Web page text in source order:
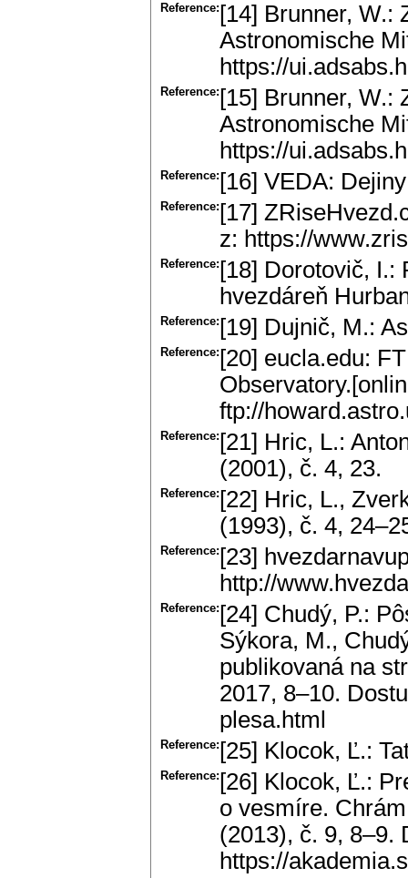
Reference: [14] Brunner, W.:
Astronomische
https://
Reference: [15] Brunner, W.:
Astronomische
https://
Reference: [16] VEDA:
Reference: [17]
z: https://
Reference: [18] Dorotovič, I.:
hvezdáreň
Reference: [19] Dujnič, M.:
Reference: [20] eucla.edu:
ftp://
Reference: [21] Hric, L.:
(2001), č. 4, 23.
Reference: [22] Hric, L.,
(1993), č. 4,
Reference: [23]
http://
Reference: [24] Chudý, P.:
Sýkora, M.,
publikovaná na
2017, 8–10.
plesa.html
Reference: [25] Klocok, Ľ.:
Reference: [26] Klocok, Ľ.:
o vesmíre.
(2013), č. 9, 8–9.
https://